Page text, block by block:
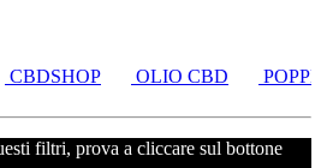
CBDSHOP OLIO CBD
filtri, prova a cliccare sul bottone